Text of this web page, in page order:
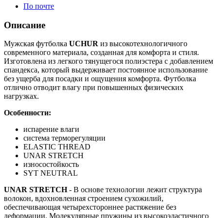
По почте
Описание
Мужская футболка UCHUR из высокотехнологичного
современного материала, созданная для комфорта и стиля.
Изготовлена из легкого тянущегося полиэстера с добавлением
спандекса, который выдерживает постоянное использование
без ущерба для посадки и ощущения комфорта. Футболка
отлично отводит влагу при повышенных физических
нагрузках.
Особенности:
испарение влаги
система терморегуляции
ELASTIC THREAD
UNAR STRETCH
износостойкость
SYT NEUTRAL
UNAR STRETCH- В основе технологии лежит структура
волокон, вдохновленная строением сухожилий,
обеспечивающая четырехстороннее растяжение без
деформации. Молекулярные пружины из высокоэластичного